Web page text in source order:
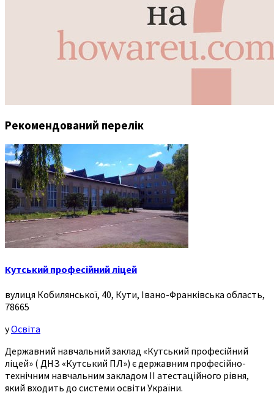
Рекомендований перелік
Кутський професійний ліцей
вулиця Кобилянської, 40, Кути, Івано-Франківська область,
78665
уОсвіта
Державний навчальний заклад «Кутський професійний
ліцей» ( ДНЗ «Кутський ПЛ») є державним професійно-
технічним навчальним закладом ІІ атестаційного рівня,
який входить до системи освіти України.